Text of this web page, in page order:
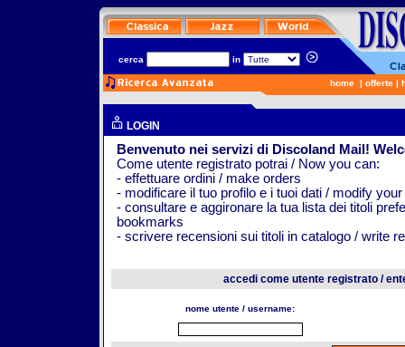
cerca in
home | offerte |
LOGIN
Benvenuto nei servizi di Discoland Mail!
Come utente registrato potrai / Now you can:
- effettuare ordini / make orders
- modificare il tuo profilo e i tuoi dati / modify your
- consultare e aggironare la tua lista dei titoli
bookmarks
- scrivere recensioni sui titoli in catalogo / write
accedi come utente registrato /
nome utente / username: